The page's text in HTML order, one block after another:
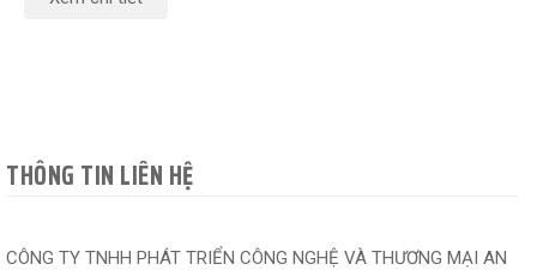
THÔNG TIN LIÊN HỆ
CÔNG TY TNHH PHÁT TRIỂN CÔNG NGHỆ VÀ THƯƠNG MẠI AN